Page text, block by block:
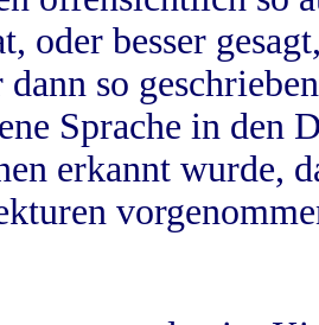
oder besser
dann so
Sprache in
erkannt wurde,